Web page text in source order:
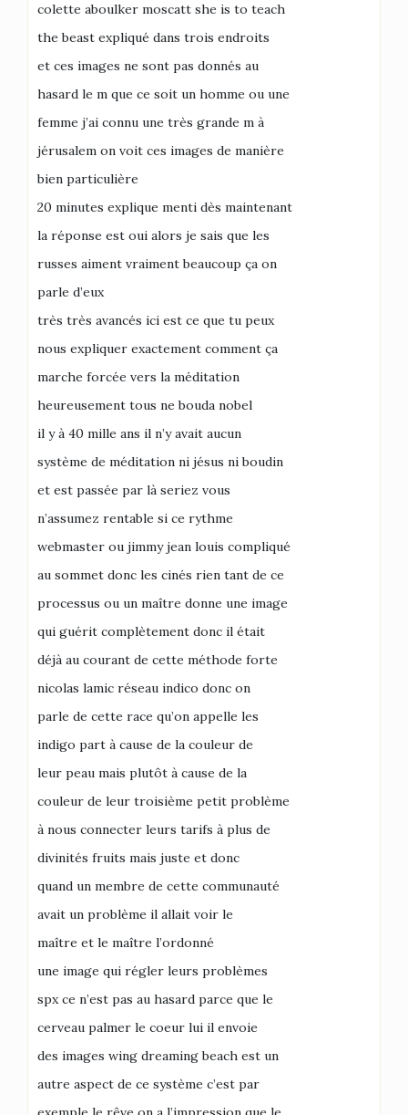
colette aboulker moscatt she is to teach
the beast expliqué dans trois endroits
et ces images ne sont pas donnés au
hasard le m que ce soit un homme ou une
femme j’ai connu une très grande m à
jérusalem on voit ces images de manière
bien particulière
20 minutes explique menti dès maintenant
la réponse est oui alors je sais que les
russes aiment vraiment beaucoup ça on
parle d’eux
très très avancés ici est ce que tu peux
nous expliquer exactement comment ça
marche forcée vers la méditation
heureusement tous ne bouda nobel
il y à 40 mille ans il n’y avait aucun
système de méditation ni jésus ni boudin
et est passée par là seriez vous
n’assumez rentable si ce rythme
webmaster ou jimmy jean louis compliqué
au sommet donc les cinés rien tant de ce
processus ou un maître donne une image
qui guérit complètement donc il était
déjà au courant de cette méthode forte
nicolas lamic réseau indico donc on
parle de cette race qu’on appelle les
indigo part à cause de la couleur de
leur peau mais plutôt à cause de la
couleur de leur troisième petit problème
à nous connecter leurs tarifs à plus de
divinités fruits mais juste et donc
quand un membre de cette communauté
avait un problème il allait voir le
maître et le maître l’ordonné
une image qui régler leurs problèmes
spx ce n’est pas au hasard parce que le
cerveau palmer le coeur lui il envoie
des images wing dreaming beach est un
autre aspect de ce système c’est par